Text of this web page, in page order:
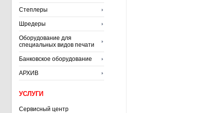
Степлеры
Шредеры
Оборудование для
специальных видов печати
Банковское оборудование
АРХИВ
УСЛУГИ
Сервисный центр